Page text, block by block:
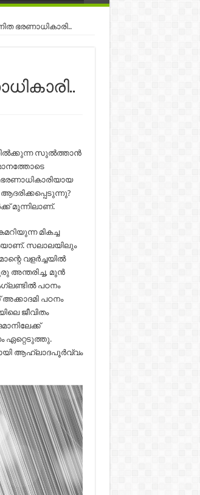
നിൽക്കുന്ന സുൽത്താൻ
മുന്നിലാണ്.
മികച്ച
സലാലയിലും
വളര്‍ച്ചയില്‍
അന്തരിച്ച, മുന്‍
പഠനം
പഠനം
ജീവിതം
ഏറ്റെടുത്തു.
ആഹ്ലാദപൂര്‍വ്വം